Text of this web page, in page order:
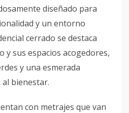
diseñado para
y un entorno
cerrado se destaca
y sus espacios acogedores,
y una esmerada
bienestar.
con metrajes que van